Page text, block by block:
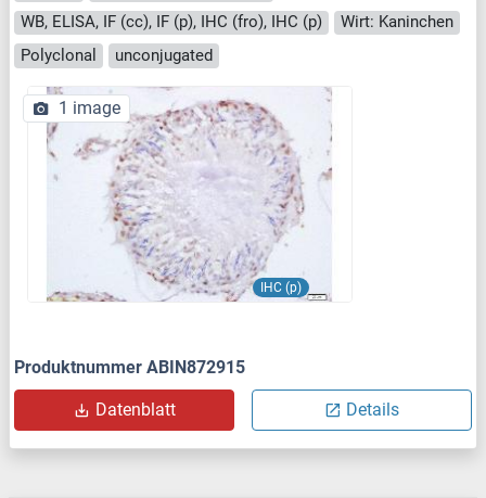
WB, ELISA, IF (cc), IF (p), IHC (fro), IHC (p)
Wirt: Kaninchen
Polyclonal
unconjugated
IHC (p)
1 image
Produktnummer ABIN872915
Datenblatt Details